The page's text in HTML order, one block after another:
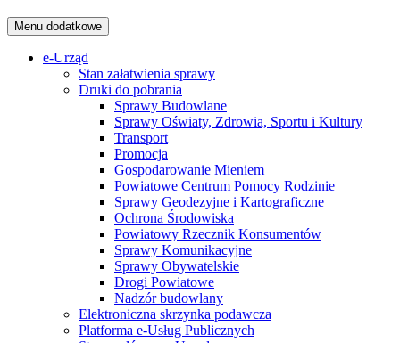
Menu dodatkowe
e-Urząd
Stan załatwienia sprawy
Druki do pobrania
Sprawy Budowlane
Sprawy Oświaty, Zdrowia, Sportu i Kultury
Transport
Promocja
Gospodarowanie Mieniem
Powiatowe Centrum Pomocy Rodzinie
Sprawy Geodezyjne i Kartograficzne
Ochrona Środowiska
Powiatowy Rzecznik Konsumentów
Sprawy Komunikacyjne
Sprawy Obywatelskie
Drogi Powiatowe
Nadzór budowlany
Elektroniczna skrzynka podawcza
Platforma e-Usług Publicznych